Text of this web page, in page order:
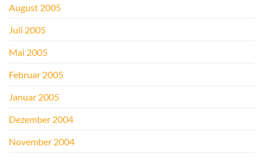
August 2005
Juli 2005
Mai 2005
Februar 2005
Januar 2005
Dezember 2004
November 2004